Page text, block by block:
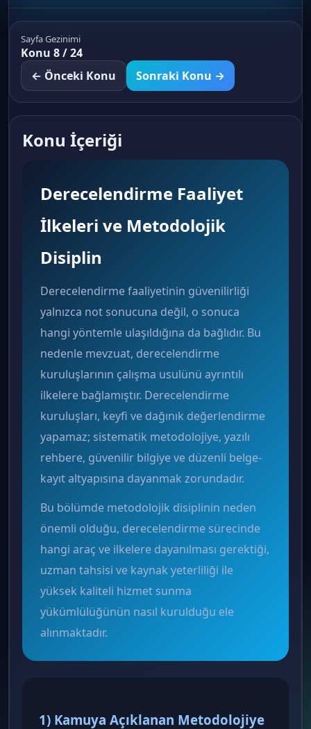
Sayfa Gezinimi
Konu 8 / 24
← Önceki Konu
Sonraki Konu →
Konu İçeriği
Derecelendirme Faaliyet
İlkeleri ve Metodolojik
Disiplin
Derecelendirme faaliyetinin güvenilirliği
yalnızca not sonucuna değil, o sonuca
hangi yöntemle ulaşıldığına da bağlıdır. Bu
nedenle mevzuat, derecelendirme
kuruluşlarının çalışma usulünü ayrıntılı
ilkelere bağlamıştır. Derecelendirme
kuruluşları, keyfi ve dağınık değerlendirme
yapamaz; sistematik metodolojiye, yazılı
rehbere, güvenilir bilgiye ve düzenli belge-
kayıt altyapısına dayanmak zorundadır.
Bu bölümde metodolojik disiplinin neden
önemli olduğu, derecelendirme sürecinde
hangi araç ve ilkelere dayanılması gerektiği,
uzman tahsisi ve kaynak yeterliliği ile
yüksek kaliteli hizmet sunma
yükümlülüğünün nasıl kurulduğu ele
alınmaktadır.
1) Kamuya Açıklanan Metodolojiye